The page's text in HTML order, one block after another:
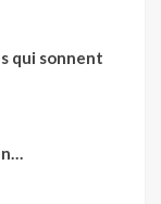
qui sonnent